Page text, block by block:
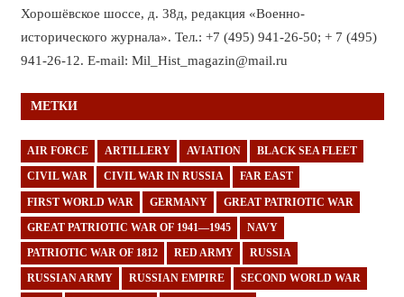
Хорошёвское шоссе, д. 38д, редакция «Военно-
исторического журнала». Тел.: +7 (495) 941-26-50; + 7 (495)
941-26-12. E-mail: Mil_Hist_magazin@mail.ru
МЕТКИ
AIR FORCE ARTILLERY AVIATION BLACK SEA FLEET
CIVIL WAR CIVIL WAR IN RUSSIA FAR EAST
FIRST WORLD WAR GERMANY GREAT PATRIOTIC WAR
GREAT PATRIOTIC WAR OF 1941—1945 NAVY
PATRIOTIC WAR OF 1812 RED ARMY RUSSIA
RUSSIAN ARMY RUSSIAN EMPIRE SECOND WORLD WAR